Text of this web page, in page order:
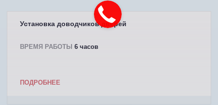
Установка доводчиков дверей
ВРЕМЯ РАБОТЫ 6 часов
ПОДРОБНЕЕ